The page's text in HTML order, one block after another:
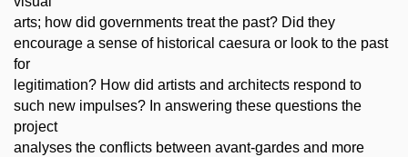
arts; how did governments treat the past? Did they
encourage a sense of historical caesura or look to the past
for
legitimation? How did artists and architects respond to
such new impulses? In answering these questions the
project
analyses the conflicts between avant-gardes and more